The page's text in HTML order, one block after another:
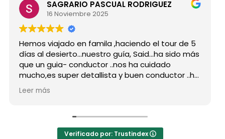
SAGRARIO PASCUAL RODRIGUEZ
16 Noviembre 2025
Hemos viajado en famila ,haciendo el tour de 5
días al desierto...nuestro guía, Said...ha sido más
que un guia- conductor ..nos ha cuidado
mucho,es super detallista y buen conductor ..ha
estado atento a todas nuestras peticiones y
nos ha enseñado muchos lugares
persona..Gracias Said.
En cuanto a la agencia,..súper agradecida a Mila
Leer más
Verificado por: Trustindex